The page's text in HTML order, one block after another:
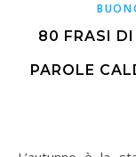
80 FRASI
PAROLE